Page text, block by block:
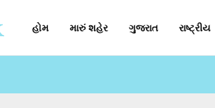
હોમ મારું શહેર ગુજરાત રાષ્ટ્રીય